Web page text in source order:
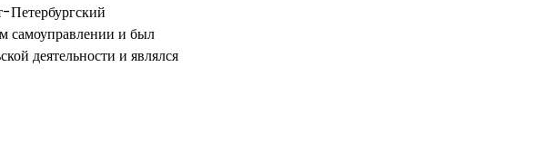
Петербургский
самоуправлении и был
деятельности и являлся